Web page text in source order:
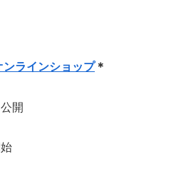
ンラインショップ＊
開